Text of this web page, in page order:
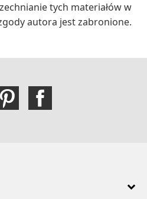
tych materiałów w
autora jest zabronione.